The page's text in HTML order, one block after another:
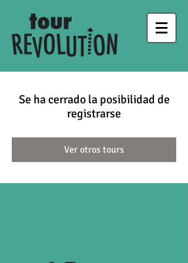
Se ha cerrado la posibilidad de
registrarse
Ver otros tours